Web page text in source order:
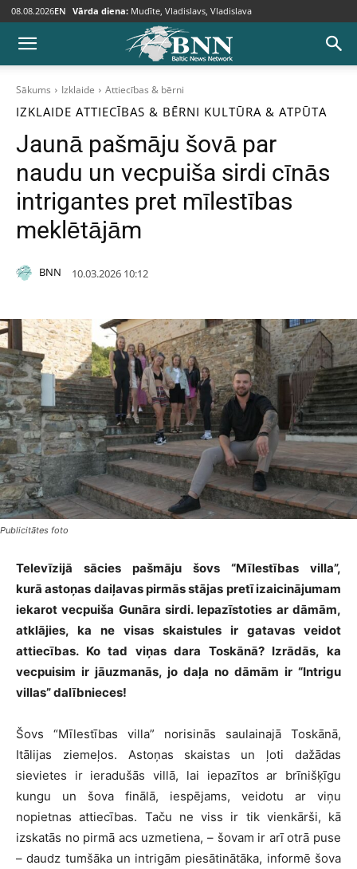
08.08.2026EN Vārda diena: Mudīte, Vladislavs, Vladislava
Sākums Izklaide Attiecības & bērni
IZKLAIDE ATTIECĪBAS & BĒRNI KULTŪRA & ATPŪTA
Jaunā pašmāju šovā par
naudu un vecpuiša sirdi cīnās
intrigantes pret mīlestības
meklētājām
BNN 10.03.2026 10:12
Publicitātes foto
Televīzijā sācies pašmāju šovs “Mīlestības villa”,
kurā astoņas daiļavas pirmās stājas pretī izaicinājumam
iekarot vecpuiša Gunāra sirdi. Iepazīstoties ar dāmām,
atklājies, ka ne visas skaistules ir gatavas veidot
attiecības. Ko tad viņas dara Toskānā? Izrādās, ka
vecpuisim ir jāuzmanās, jo daļa no dāmām ir “Intrigu
villas” dalībnieces!
Šovs “Mīlestības villa” norisinās saulainajā Toskānā,
Itālijas ziemeļos. Astoņas skaistas un ļoti dažādas
sievietes ir ieradušās villā, lai iepazītos ar brīnišķīgu
kungu un šova finālā, iespējams, veidotu ar viņu
nopietnas attiecības. Taču ne viss ir tik vienkārši, kā
izskatās no pirmā acs uzmetiena, – šovam ir arī otrā puse
– daudz tumšāka un intrigām piesātinātāka, informē šova